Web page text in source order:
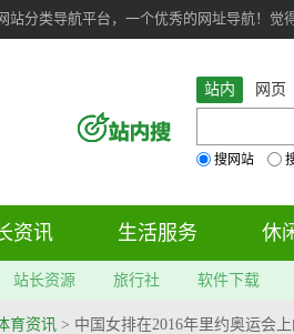
站分类导航平台，一个优秀的网址导航！觉
站内 网页
搜网站
资讯 生活服务 休
站长资源 旅行社 软件下载
育资讯 > 中国女排在2016年里约奥运会